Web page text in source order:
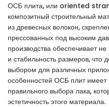
ОСБ плита, или oriented
композитный строительный
из древесных волокон,
прессованных под высоким
производства обеспечивает
и стабильность размеров,
выбором для различных
особенностей ОСБ плит
правильного выбора лака,
эстетичность этого материала.